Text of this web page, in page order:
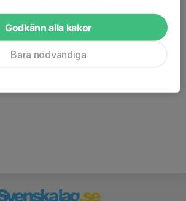
de senaste nyheterna på hemsidan. För
Godkänn alla kakor
Bara nödvändiga